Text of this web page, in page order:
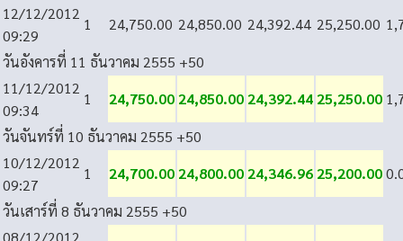
12/12/2012
09:29
1 24,750.00 24,850.00 24,392.44 25,250.00
วันอังคารที่ 11 ธันวาคม 2555 +50
11/12/2012
09:34
1 24,750.00 24,850.00 24,392.44 25,250.00
วันจันทร์ที่ 10 ธันวาคม 2555 +50
10/12/2012
09:27
1 24,700.00 24,800.00 24,346.96 25,200.00
วันเสาร์ที่ 8 ธันวาคม 2555 +50